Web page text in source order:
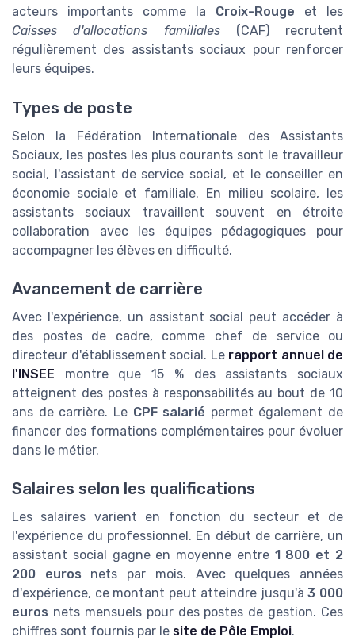
acteurs importants comme la Croix-Rouge et les
Caisses d'allocations familiales(CAF) recrutent
régulièrement des assistants sociaux pour renforcer
leurs équipes.
Types de poste
Selon la Fédération Internationale des Assistants
Sociaux, les postes les plus courants sont le travailleur
social, l'assistant de service social, et le conseiller en
économie sociale et familiale. En milieu scolaire, les
assistants sociaux travaillent souvent en étroite
collaboration avec les équipes pédagogiques pour
accompagner les élèves en difficulté.
Avancement de carrière
Avec l'expérience, un assistant social peut accéder à
des postes de cadre, comme chef de service ou
directeur d'établissement social. Le rapport annuel de
l'INSEE montre que 15 % des assistants sociaux
atteignent des postes à responsabilités au bout de 10
ans de carrière. Le CPF salarié permet également de
financer des formations complémentaires pour évoluer
dans le métier.
Salaires selon les qualifications
Les salaires varient en fonction du secteur et de
l'expérience du professionnel. En début de carrière, un
assistant social gagne en moyenne entre 1 800 et 2
200 euros nets par mois. Avec quelques années
d'expérience, ce montant peut atteindre jusqu'à3 000
euros nets mensuels pour des postes de gestion. Ces
chiffres sont fournis par le site de Pôle Emploi.